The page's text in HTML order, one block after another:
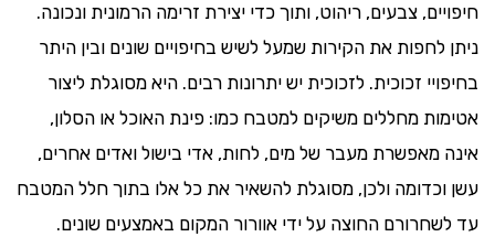
חיפויים, צבעים, ריהוט, ותוך כדי יצירת זרימה הרמונית ונכונה.
ניתן לחפות את הקירות שמעל לשיש בחיפויים שונים ובין היתר
בחיפויי זכוכית. לזכוכית יש יתרונות רבים. היא מסוגלת ליצור
אטימות מחללים משיקים למטבח כמו: פינת האוכל או הסלון,
אינה מאפשרת מעבר של מים, לחות, אדי בישול ואדים אחרים,
עשן וכדומה ולכן, מסוגלת להשאיר את כל אלו בתוך חלל המטבח
עד לשחרורם החוצה על ידי אוורור המקום באמצעים שונים.